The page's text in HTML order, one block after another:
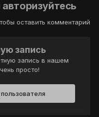
оставить комментарий
запись
запись в нашем
просто!